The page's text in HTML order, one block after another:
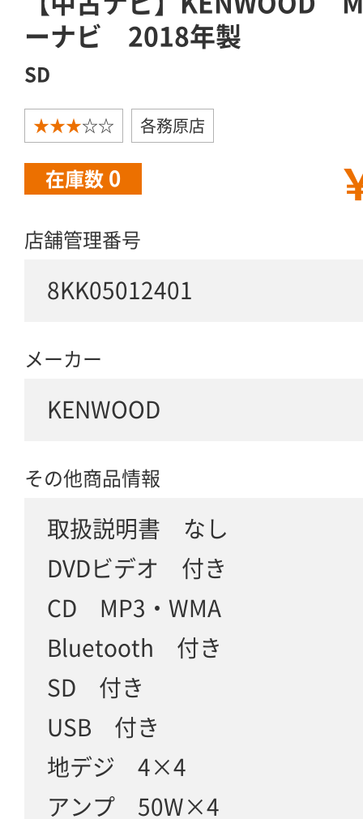
ーナビ 2018年製
SD
★★★☆☆ 各務原店
在庫数 0
店舗管理番号
8KK05012401
メーカー
KENWOOD
その他商品情報
取扱説明書 なし
DVDビデオ 付き
CD MP3・WMA
Bluetooth 付き
SD 付き
USB 付き
地デジ 4×4
アンプ 50W×4